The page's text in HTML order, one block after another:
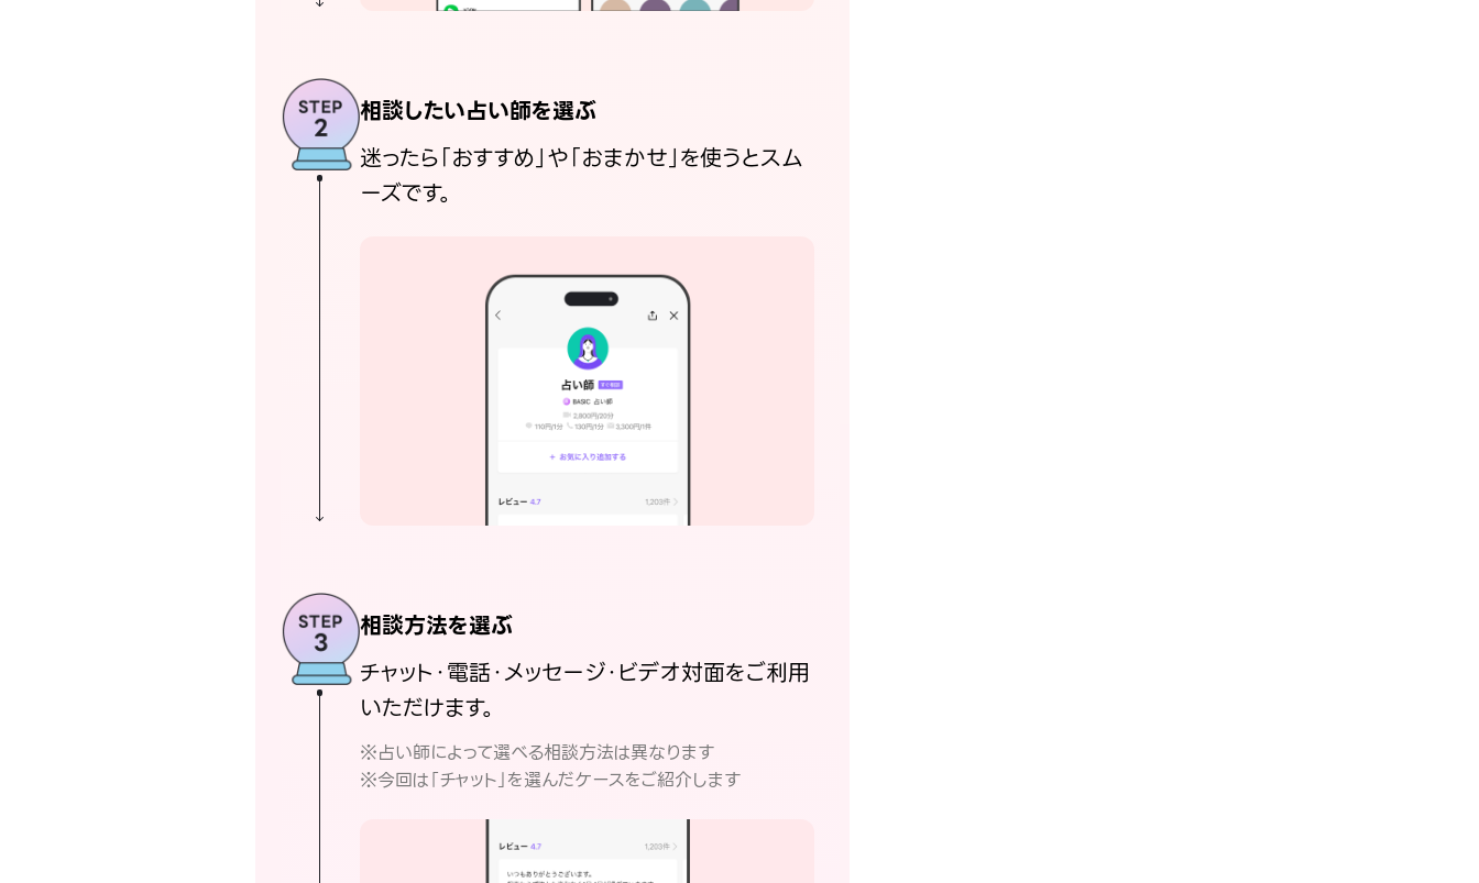
相談したい占い師を選ぶ
迷ったら「おすすめ」や「おまかせ」を使うとスム
ーズです。
相談方法を選ぶ
チャット・電話・メッセージ・ビデオ対面をご利用
いただけます。
※占い師によって選べる相談方法は異なります
※今回は「チャット」を選んだケースをご紹介します